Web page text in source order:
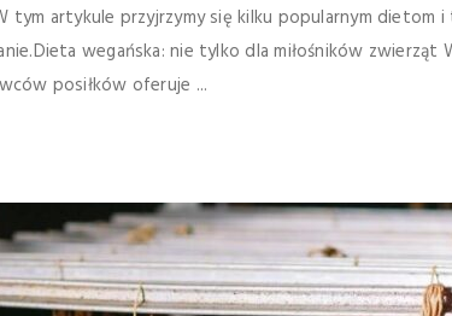
tym artykule przyjrzymy się kilku popularnym dietom
wegańska: nie tylko dla miłośników zwierząt
posiłków oferuje ...